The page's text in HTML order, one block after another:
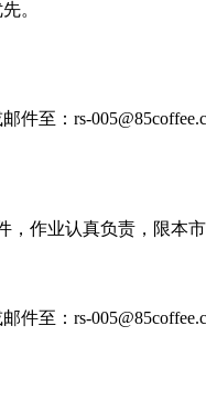
。
至：rs-
，作业认真负责，限本
至：rs-